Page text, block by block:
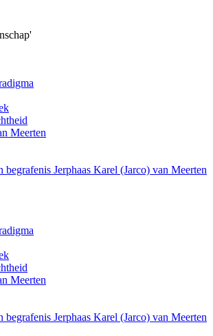
Meerten
begrafenis Jerphaas Karel (Jarco) van Meerten
Meerten
begrafenis Jerphaas Karel (Jarco) van Meerten